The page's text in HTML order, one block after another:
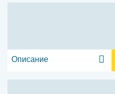
Описание